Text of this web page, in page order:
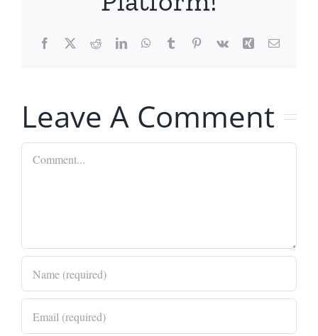
Facebook
X RedditLinkedInWhatsApp
TumblrPinterest
Vk Xing Email
Leave A Comment
Comment